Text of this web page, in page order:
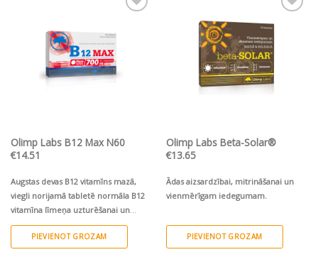
sarakstam
Olimp Labs B12 Max N60
€14.51
Augstas devas B12 vitamīns mazā,
viegli norijamā tabletē normāla B12
vitamīna līmeņa uzturēšanai un
deficīta mazināšanai.Asinsradei,
normālai homocisteīna vielmaiņai un
veselai nervu sistēmai.
PIEVIENOT GROZAM
Pievienot vēlmju
sarakstam
Olimp Labs Beta-Solar®
€13.65
Ādas aizsardzībai, mitrināšanai un
vienmērīgam iedegumam.
PIEVIENOT GROZAM